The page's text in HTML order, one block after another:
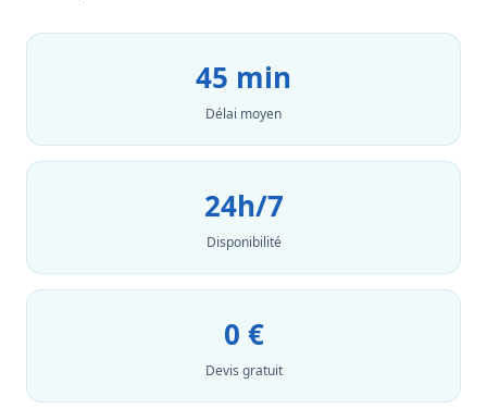
45 min
Délai moyen
24h/7
Disponibilité
0 €
Devis gratuit